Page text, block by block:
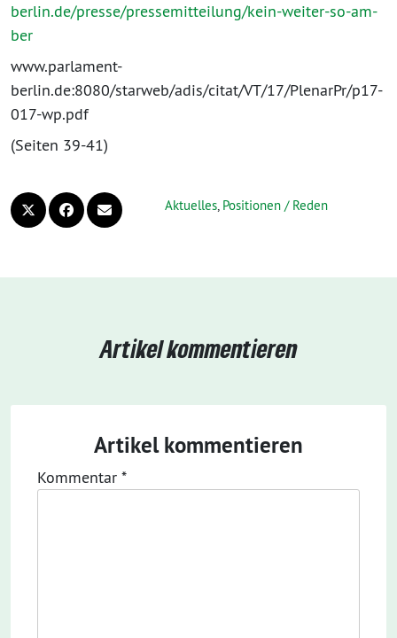
berlin.de/presse/pressemitteilung/kein-weiter-so-am-
ber
www.parlament-
berlin.de:8080/starweb/adis/citat/VT/17/PlenarPr/p17-
017-wp.pdf
(Seiten 39-41)
Aktuelles, Positionen / Reden
Artikel kommentieren
Artikel kommentieren
Kommentar *